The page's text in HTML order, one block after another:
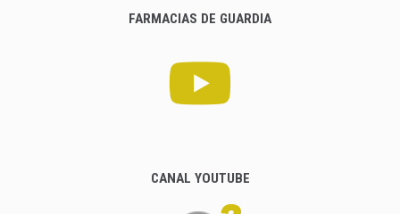
FARMACIAS DE GUARDIA
CANAL YOUTUBE